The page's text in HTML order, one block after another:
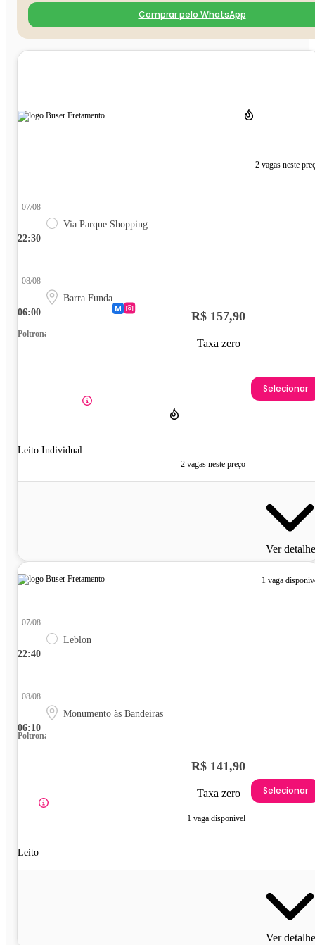
Comprar pelo WhatsApp
2 vagas neste
22:30
07/08
Via Parque Shopping
06:00
08/08
Barra Funda
Poltrona
Leito Individual
R$ 157,90
Taxa zero
2 vagas neste preço
Selecionar
Ver
1 vaga
22:40
07/08
Leblon
06:10
08/08
Monumento às Bandeiras
Poltrona
Leito
R$ 141,90
Taxa zero
1 vaga disponível
Selecionar
Ver